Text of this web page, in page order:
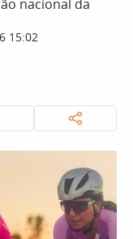
nacional da
15:02